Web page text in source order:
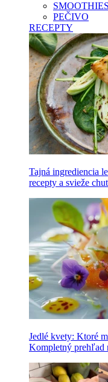
SMOOTHIES
PEČIVO
RECEPTY
Tajná ingrediencia
recepty a svieže
Jedlé kvety: Ktoré
Kompletný prehľad